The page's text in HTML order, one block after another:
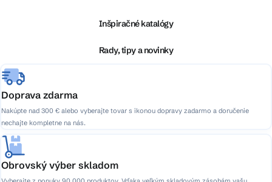
p
r
v
k
y
v
ý
p
e
Inšpiračné katalógy
Rady, tipy a novinky
Doprava zdarma
Nakúpte nad 300 € alebo vyberajte tovar s ikonou dopravy zadarmo a doručenie
nechajte kompletne na nás.
Obrovský výber skladom